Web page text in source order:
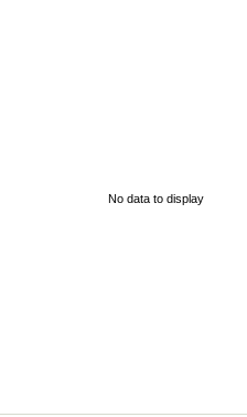
No data to display